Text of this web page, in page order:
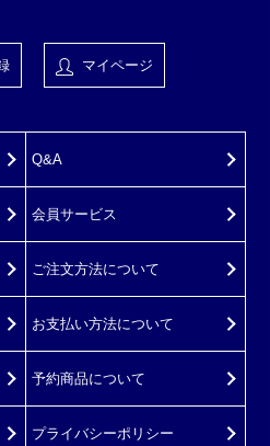
マイページ
Q&A
会員サービス
ご注文方法について
お支払い方法について
予約商品について
プライバシーポリシー